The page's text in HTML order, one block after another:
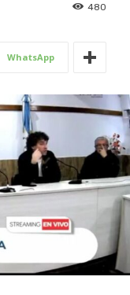
480
WhatsApp